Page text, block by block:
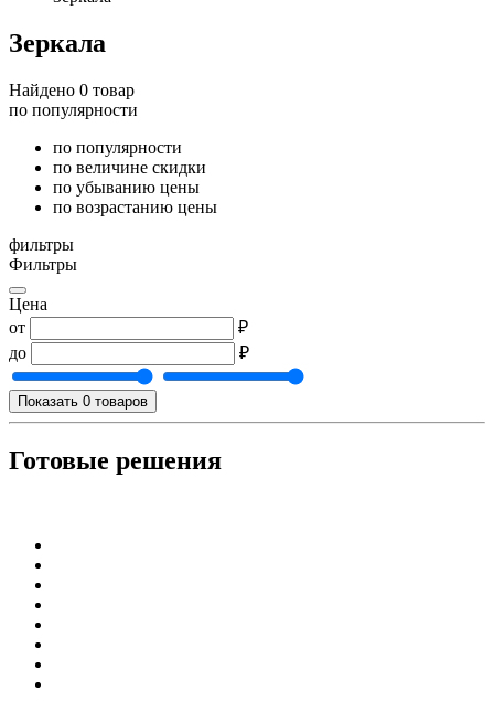
Зеркала
Найдено 0 товар
по популярности
по популярности
по величине скидки
по убыванию цены
по возрастанию цены
фильтры
Фильтры
Цена
от
₽
до
₽
Показать 0 товаров
Готовые решения